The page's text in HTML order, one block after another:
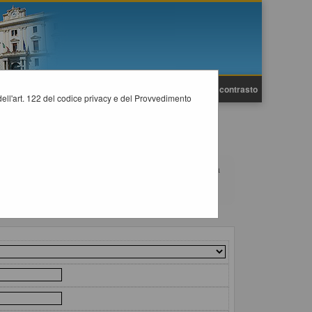
Alto contrasto
122 del codice privacy e del Provvedimento
preliminari all'indizione di una procedura negoziata